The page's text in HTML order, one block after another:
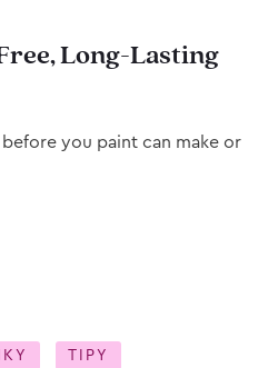
Long-Lasting
you paint can make or
TIPY